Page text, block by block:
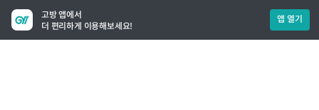
고방 앱에서
더 편리하게 이용해보세요!
앱 열기